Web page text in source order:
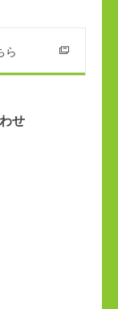
ら
せ